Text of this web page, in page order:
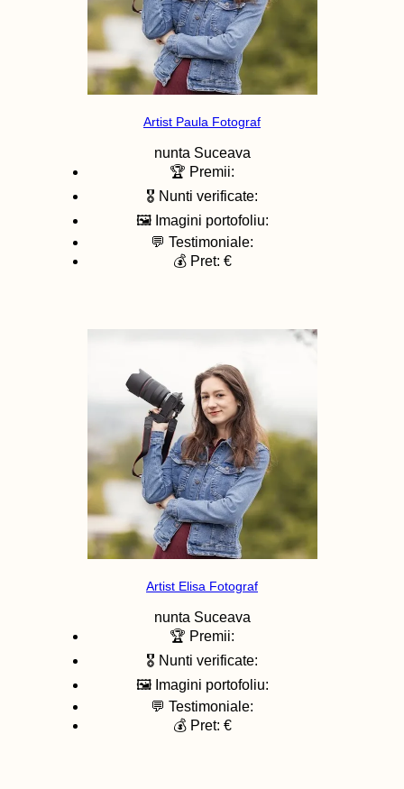
Artist Paula Fotograf
nunta Suceava
🏆 Premii:
🎖️ Nunti verificate:
🖼️ Imagini portofoliu:
💬 Testimoniale:
💰 Pret: €
Artist Elisa Fotograf
nunta Suceava
🏆 Premii:
🎖️ Nunti verificate:
🖼️ Imagini portofoliu:
💬 Testimoniale:
💰 Pret: €